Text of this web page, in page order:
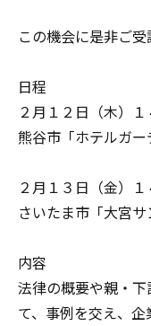
この機会に是非ご
日程
２月１２日（木）
熊谷市「ホテルガー
２月１３日（金）
さいたま市「大宮サ
内容
法律の概要や親・
て、事例を交え、